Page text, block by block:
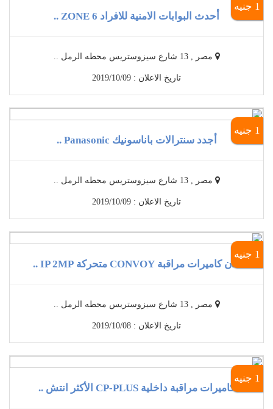
1 جنيه
أحدث البوابات الامنية للافراد 6 ZONE ..
مصر , 13 شارع سيزوستريس محطه الرمل ..
تاريخ الاعلان : 2019/10/09
1 جنيه
أجدد سنترالات باناسونيك Panasonic ..
مصر , 13 شارع سيزوستريس محطه الرمل ..
تاريخ الاعلان : 2019/10/09
1 جنيه
الان كاميرات مراقبة CONVOY متحركة IP 2MP ..
مصر , 13 شارع سيزوستريس محطه الرمل ..
تاريخ الاعلان : 2019/10/08
1 جنيه
كاميرات مراقبة داخلية CP-PLUS الأكثر انتش ..